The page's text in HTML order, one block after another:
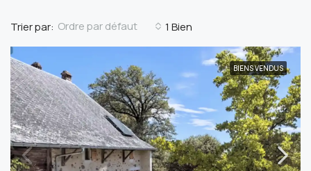
1 Bien
Trier par: Ordre par défaut
BIENS VENDUS